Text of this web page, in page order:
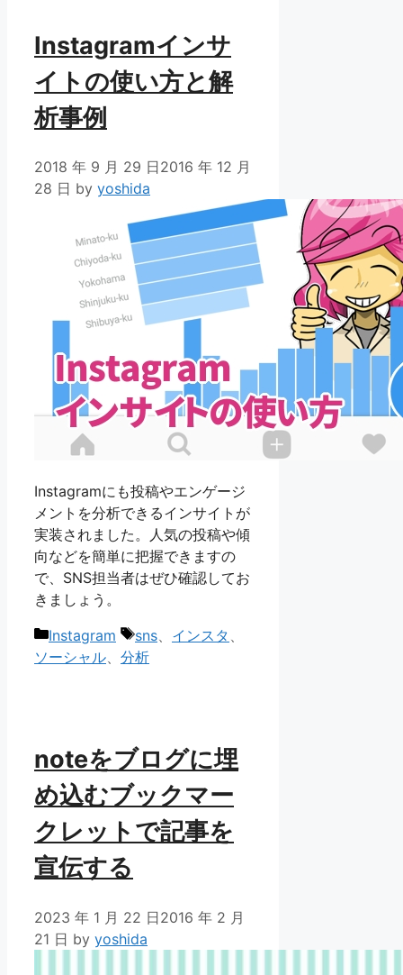
Instagramインサ
イトの使い方と解
析事例
2018 年 9 月 29 日2016 年 12 月
28 日 by yoshida
Instagramにも投稿やエンゲージ
メントを分析できるインサイトが
実装されました。人気の投稿や傾
向などを簡単に把握できますの
で、SNS担当者はぜひ確認してお
きましょう。
カ
テ
Instagram
タ
グ
sns インスタ
ソーシャル
分析
noteをブログに埋
め込むブックマー
クレットで記事を
宣伝する
2023 年 1 月 22 日2016 年 2 月
21 日 by yoshida